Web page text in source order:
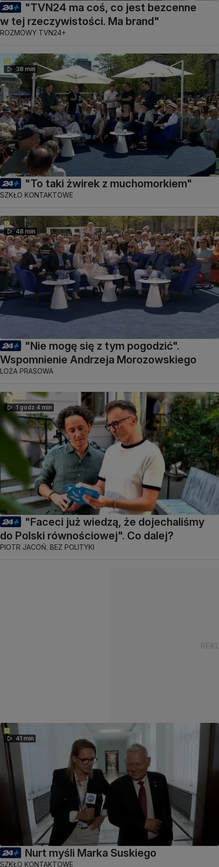
"TVN24 ma coś, co jest bezcenne
w tej rzeczywistości. Ma brand"
ROZMOWY TVN24+
38 min
"To taki żwirek z muchomorkiem"
SZKŁO KONTAKTOWE
48 min
"Nie mogę się z tym pogodzić".
Wspomnienie Andrzeja Morozowskiego
LOŻA PRASOWA
1 godz 4 min
"Faceci już wiedzą, że dojechaliśmy
do Polski równościowej". Co dalej?
PIOTR JACOŃ. BEZ POLITYKI
41 min
Nurt myśli Marka Suskiego
SZKŁO KONTAKTOWE